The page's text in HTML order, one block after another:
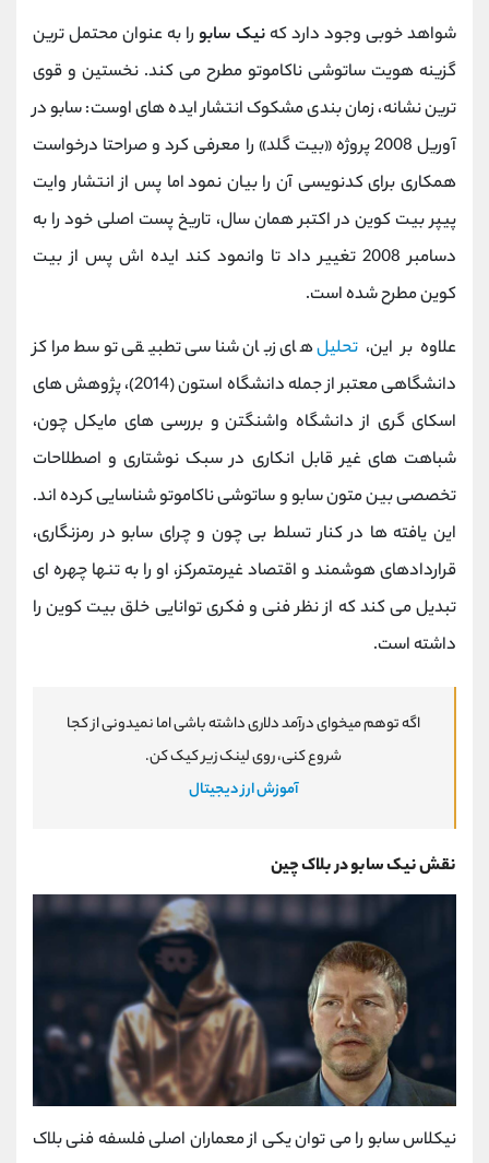
شواهد خوبی وجود دارد کهنیک سابورا به عنوان محتمل ‌ترین
گزینه هویت ساتوشی ناکاموتو مطرح می کند. نخستین و قوی‌
ترین نشانه، زمان ‌بندی مشکوک انتشار ایده ‌های اوست: سابو در
آوریل 2008 پروژه «بیت گلد» را معرفی کرد و صراحتا درخواست
همکاری برای کدنویسی آن را بیان نمود اما پس از انتشار وایت
‌پیپر بیت‌ کوین در اکتبر همان سال، تاریخ پست اصلی خود را به
دسامبر 2008 تغییر داد تا وانمود کند ایده ‌اش پس از بیت‌
کوین مطرح شده است.
علاوه بر این،تحلیل‌های زبان ‌شناسی تطبیقی توسط مراکز
دانشگاهی معتبر از جمله دانشگاه استون (2014)، پژوهش‌ های
اسکای گری از دانشگاه واشنگتن و بررسی ‌های مایکل چون،
شباهت‌ های غیر قابل انکاری در سبک نوشتاری و اصطلاحات
تخصصی بین متون سابو و ساتوشی ناکاموتو شناسایی کرده ‌اند.
این یافته‌ ها در کنار تسلط بی ‌چون و چرای سابو در رمزنگاری،
قراردادهای هوشمند و اقتصاد غیرمتمرکز، او را به تنها چهره ‌ای
تبدیل می کند که از نظر فنی و فکری توانایی خلق بیت ‌کوین را
داشته است.
اگه توهم میخوای درآمد دلاری داشته باشی اما نمیدونی از کجا
شروع کنی، روی لینک زیر کیک کن.
آموزش ارز دیجیتال
نقش نیک سابو در بلاک چین
نیکلاس سابو را می ‌توان یکی از معماران اصلی فلسفه فنی بلاک